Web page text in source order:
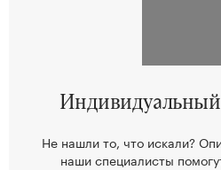
Индивидуальный
Не нашли то, что искали?
нашиспециалисты